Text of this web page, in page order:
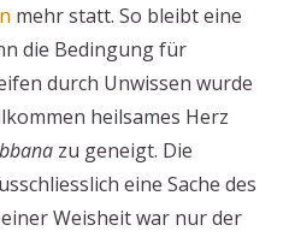
mehr statt. So bleibt eine
die Bedingung für
durch Unwissen wurde
heilsames Herz
zu geneigt. Die
eine Sache des
Weisheit war nur der